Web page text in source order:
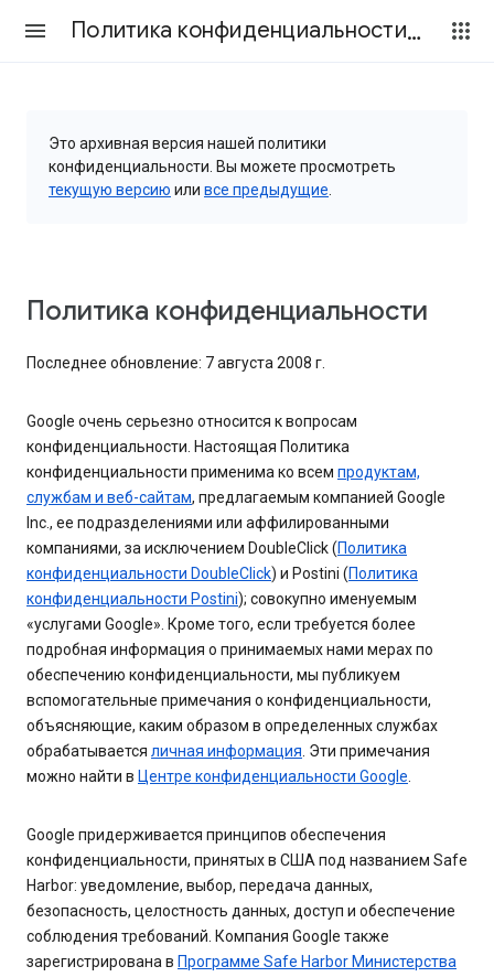
Политика конфиденциальности и Условия использования
Это архивная версия нашей политики
конфиденциальности. Вы можете просмотреть
текущую версию или все предыдущие
Политика конфиденциальности
Последнее обновление: 7 августа 2008 г.
Google очень серьезно относится к вопросам
конфиденциальности. Настоящая Политика
конфиденциальности применима ко всем продуктам,
службам и веб-сайтам, предлагаемым компанией Google
Inc., ее подразделениями или аффилированными
компаниями, за исключением DoubleClick (Политика
конфиденциальности DoubleClick) и Postini (Политика
конфиденциальности Postini); совокупно именуемым
«услугами Google». Кроме того, если требуется более
подробная информация о принимаемых нами мерах по
обеспечению конфиденциальности, мы публикуем
вспомогательные примечания о конфиденциальности,
объясняющие, каким образом в определенных службах
обрабатывается личная информация . Эти примечания
можно найти в Центре конфиденциальности Google
Google придерживается принципов обеспечения
конфиденциальности, принятых в США под названием Safe
Harbor: уведомление, выбор, передача данных,
безопасность, целостность данных, доступ и обеспечение
соблюдения требований. Компания Google также
зарегистрирована в Программе Safe Harbor Министерства